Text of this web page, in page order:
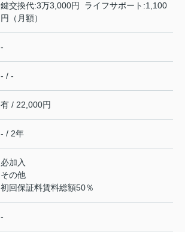
鍵交換代:3万3,000円 ライフサポート:1,100
円（月額）
-
- / -
有 / 22,000円
- / 2年
必加入
その他
初回保証料賃料総額50％
-